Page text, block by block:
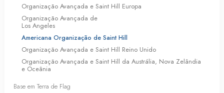
Organização Avançada e Saint Hill Europa
Organização Avançada de
Los Angeles
Americana Organização de Saint Hill
Organização Avançada e Saint Hill Reino Unido
Organização Avançada e Saint Hill da Austrália, Nova Zelândia
e Oceânia
Base em Terra de Flag